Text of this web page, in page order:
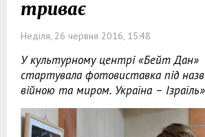
триває
Неділя, 26 червня 2016, 15:48
У культурному центрі «Бейт Дан»
стартувала фотовиставка під
війною та миром. Україна –